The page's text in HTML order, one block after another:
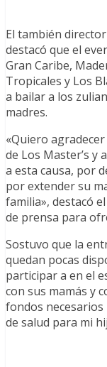
El también
destacó que el
Gran Caribe,
Tropicales y Los
a bailar a los
madres.
«Quiero
de Los Master’s y
a esta causa, por
por extender su
familia», destacó
de prensa para
Sostuvo que la
quedan pocas
participar a en el
con sus mamás y
fondos
de salud para mi